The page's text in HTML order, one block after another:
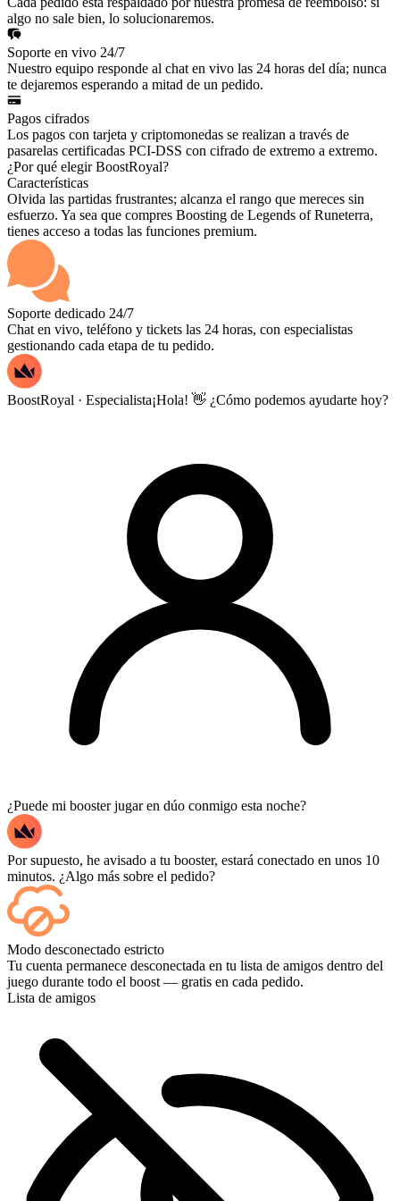
algo no sale bien, lo solucionaremos.
Soporte en vivo 24/7
Nuestro equipo responde al chat en vivo las 24 horas del día; nunca
te dejaremos esperando a mitad de un pedido.
Pagos cifrados
Los pagos con tarjeta y criptomonedas se realizan a través de
pasarelas certificadas PCI-DSS con cifrado de extremo a extremo.
¿Por qué elegir BoostRoyal?
Características
Olvida las partidas frustrantes; alcanza el rango que mereces sin
esfuerzo. Ya sea que compres Boosting de Legends of Runeterra,
tienes acceso a todas las funciones premium.
Soporte dedicado 24/7
Chat en vivo, teléfono y tickets las 24 horas, con especialistas
gestionando cada etapa de tu pedido.
BoostRoyal · Especialista¡Hola! 👋 ¿Cómo podemos ayudarte hoy?
¿Puede mi booster jugar en dúo conmigo esta noche?
Por supuesto, he avisado a tu booster, estará conectado en unos 10
minutos. ¿Algo más sobre el pedido?
Sí, cada partida aparece en tu panel de control a medida que termina,
y si quieres ver las partidas en sí, añade Streaming al finalizar la
compra.
Modo desconectado estricto
Tu cuenta permanece desconectada en tu lista de amigos dentro del
juego durante todo el boost — gratis en cada pedido.
Lista de amigos